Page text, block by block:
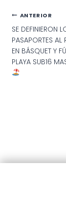
de
ANTERIOR
SE DEFINIERON
PASAPORTES AL
EN BÁSQUET Y
PLAYA SUB16